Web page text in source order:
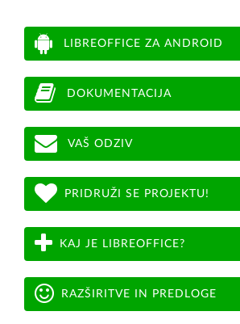
LIBREOFFICE ZA ANDROID
DOKUMENTACIJA
VAŠ ODZIV
PRIDRUŽI SE PROJEKTU!
KAJ JE LIBREOFFICE?
RAZŠIRITVE IN PREDLOGE